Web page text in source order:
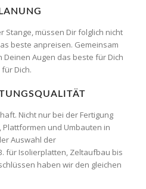
Stange, müssen Dir folglich nicht
beste anpreisen. Gemeinsam
Augen das beste für Dich
Dich.
Nicht nur bei der Fertigung
und Umbauten in
Auswahl der
für Isolierplatten, Zeltaufbau bis
haben wir den gleichen